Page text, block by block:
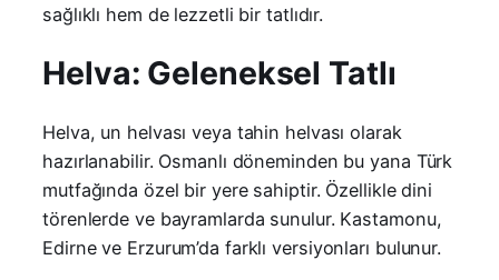
sağlıklı hem de lezzetli bir tatlıdır.
Helva: Geleneksel Tatlı
Helva, un helvası veya tahin helvası olarak
hazırlanabilir. Osmanlı döneminden bu yana Türk
mutfağında özel bir yere sahiptir. Özellikle dini
törenlerde ve bayramlarda sunulur. Kastamonu,
Edirne ve Erzurum’da farklı versiyonları bulunur.